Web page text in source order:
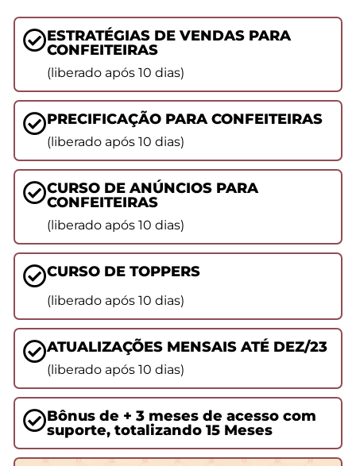
ESTRATÉGIAS DE VENDAS PARA
CONFEITEIRAS
(liberado após 10 dias)
PRECIFICAÇÃO PARA CONFEITEIRAS
(liberado após 10 dias)
CURSO DE ANÚNCIOS PARA
CONFEITEIRAS
(liberado após 10 dias)
CURSO DE TOPPERS
(liberado após 10 dias)
ATUALIZAÇÕES MENSAIS ATÉ DEZ/23
(liberado após 10 dias)
Bônus de + 3 meses de acesso com
suporte, totalizando 15 Meses